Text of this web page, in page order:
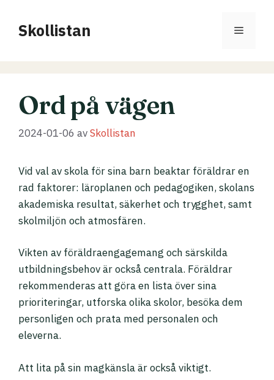
innehållSkollistan Meny
Ord på vägen
2024-01-06 avSkollistan
Vid val av skola för sina barn beaktar föräldrar en
rad faktorer: läroplanen och pedagogiken, skolans
akademiska resultat, säkerhet och trygghet, samt
skolmiljön och atmosfären.
Vikten av föräldraengagemang och särskilda
utbildningsbehov är också centrala. Föräldrar
rekommenderas att göra en lista över sina
prioriteringar, utforska olika skolor, besöka dem
personligen och prata med personalen och
eleverna.
Att lita på sin magkänsla är också viktigt.